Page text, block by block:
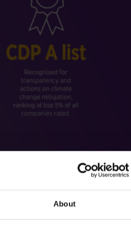
About
力开发新的可持续发展业务领域：